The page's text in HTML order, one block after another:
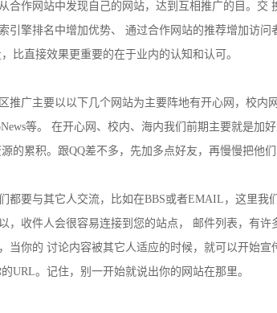
合作网站中发现自己的网站，达到互相推广的目。交
引擎排名中增加优势、 通过合作网站的推荐增加访
比直接效果更重要的在于业内的认知和认可。
推广主要以以下几个网站为主要阵地有开心网，校内
等。 在开心网、校内、海内我们前期主要就是加
的累积。跟QQ差不多，先加多点好友，再慢慢把他们
都要与其它人交流，比如在BBS或者EMAIL，这里我
，收件人会很容易连接到您的站点， 邮件列表，有
当你的 讨论内容被其它人适应的时候，就可以开始
URL。记住，别一开始就说出你的网站在那里。